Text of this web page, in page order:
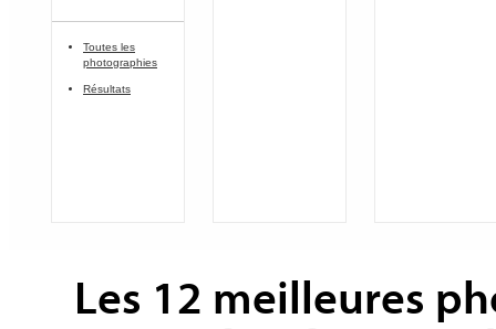
Toutes les
photographies
Résultats
Les 12 meilleures